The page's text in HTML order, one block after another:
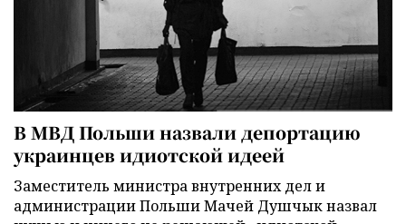
В МВД Польши назвали депортацию
украинцев идиотской идеей
Заместитель министра внутренних дел и
администрации Польши Мачей Душчык назвал